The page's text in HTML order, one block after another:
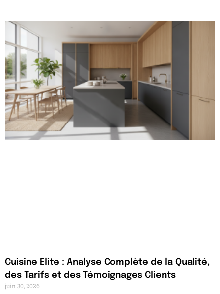
Cuisine Elite : Analyse Complète de la Qualité,
des Tarifs et des Témoignages Clients
juin 30, 2026